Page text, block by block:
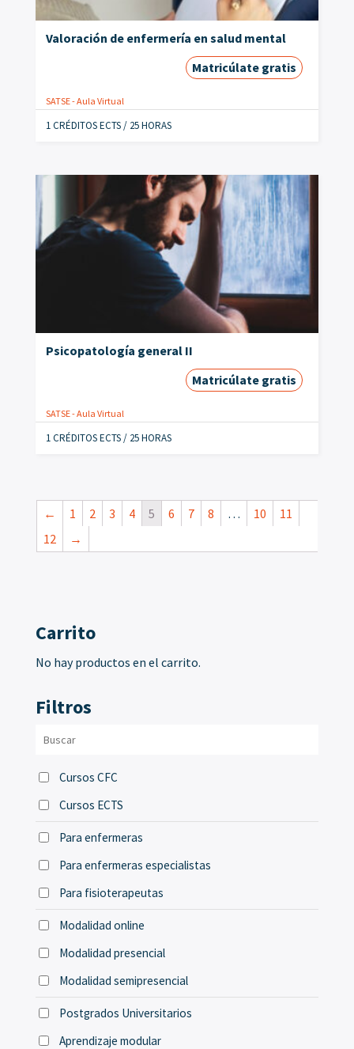
Valoración de enfermería en salud mental
Matricúlate gratis
SATSE - Aula Virtual
1 CRÉDITOS ECTS / 25 HORAS
Psicopatología general II
Matricúlate gratis
SATSE - Aula Virtual
1 CRÉDITOS ECTS / 25 HORAS
← 1 2 3 4 5 6 7 8 … 10
11
12
→
Carrito
No hay productos en el carrito.
Filtros
Cursos CFC
Cursos ECTS
Para enfermeras
Para enfermeras especialistas
Para fisioterapeutas
Modalidad online
Modalidad presencial
Modalidad semipresencial
Postgrados Universitarios
Aprendizaje modular